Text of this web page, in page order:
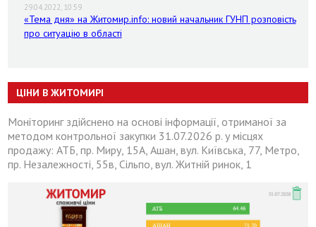
29.04.2022, 10:59
«Тема дня» на Житомир.info: новий начальник ГУНП розповість
про ситуацію в області
ЦІНИ В ЖИТОМИРІ
Моніторинг здійснено на основі інформації, отриманої за
методом контрольної закупки 31.07.2026 р. у місцях
продажу: АТБ, пр. Миру, 15А, Ашан, вул. Київська, 77, Метро,
пр. Незалежності, 55в, Сільпо, вул. Житній ринок, 1